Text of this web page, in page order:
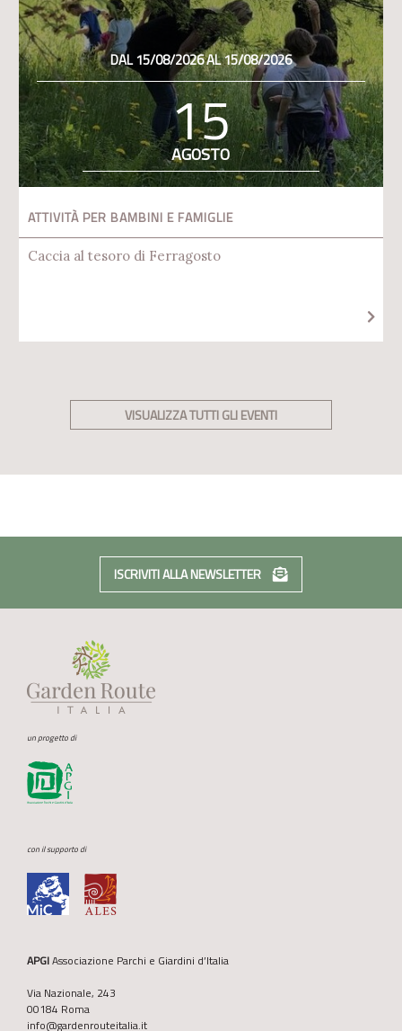
DAL 15/08/2026 AL 15/08/2026
15
AGOSTO
ATTIVITÀ PER BAMBINI E FAMIGLIE
Caccia al tesoro di Ferragosto
VISUALIZZA TUTTI GLI EVENTI
ISCRIVITI ALLA NEWSLETTER
un progetto di
con il supporto di
APGIAssociazione Parchi e Giardini d’Italia
Via Nazionale, 243
00184 Roma
info@gardenrouteitalia.it